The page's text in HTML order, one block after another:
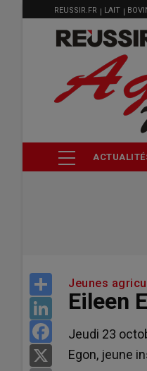
MENU
FILIÈRE
REUSSIR.FR LAIT
PRINCIPALE
Share
LinkedIn
Facebook
Jeunes
Eileen
Jeudi 23
Egon, jeune